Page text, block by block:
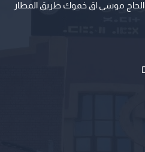
موسى اق خموك طريق المطار